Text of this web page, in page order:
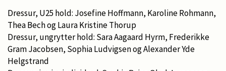
Dressur, U25 hold: Josefine Hoffmann, Karoline Rohmann,
Thea Bech og Laura Kristine Thorup
Dressur, ungrytter hold: Sara Aagaard Hyrm, Frederikke
Gram Jacobsen, Sophia Ludvigsen og Alexander Yde
Helgstrand